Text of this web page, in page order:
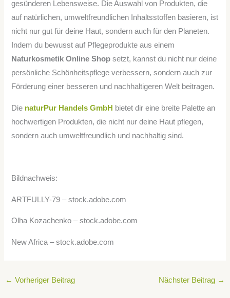
gesünderen Lebensweise. Die Auswahl von Produkten, die
auf natürlichen, umweltfreundlichen Inhaltsstoffen basieren, ist
nicht nur gut für deine Haut, sondern auch für den Planeten.
Indem du bewusst auf Pflegeprodukte aus einem
Naturkosmetik Online Shop setzt, kannst du nicht nur deine
persönliche Schönheitspflege verbessern, sondern auch zur
Förderung einer besseren und nachhaltigeren Welt beitragen.
Die naturPur Handels GmbH bietet dir eine breite Palette an
hochwertigen Produkten, die nicht nur deine Haut pflegen,
sondern auch umweltfreundlich und nachhaltig sind.
Bildnachweis:
ARTFULLY-79 – stock.adobe.com
Olha Kozachenko – stock.adobe.com
New Africa – stock.adobe.com
← Vorheriger Beitrag Nächster Beitrag →